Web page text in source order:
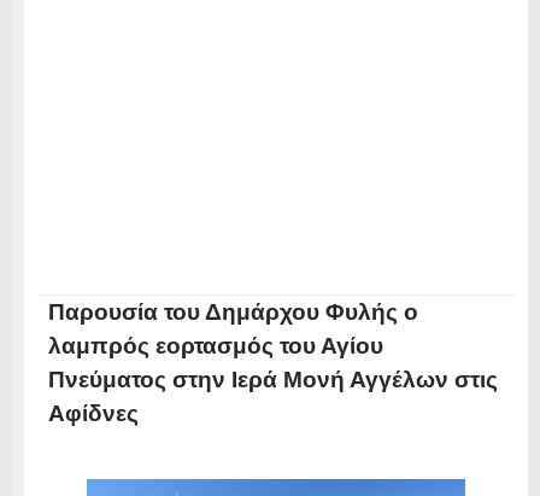
Παρουσία του Δημάρχου Φυλής ο
λαμπρός εορτασμός του Αγίου
Πνεύματος στην Ιερά Μονή Αγγέλων στις
Αφίδνες